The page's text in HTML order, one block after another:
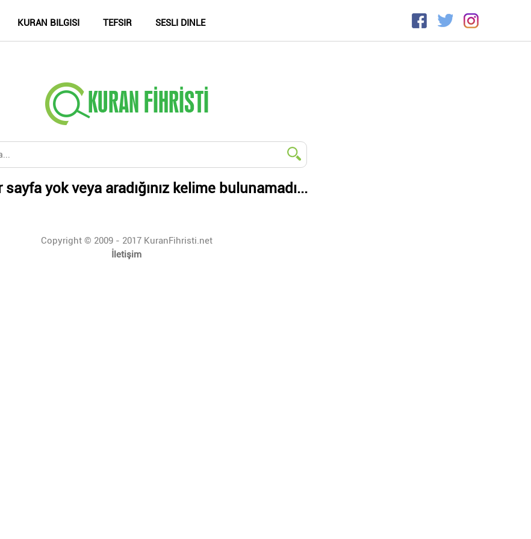
KURAN BILGISI TEFSIR SESLI DINLE
sayfa yok veya aradığınız kelime bulunamadı...
Copyright © 2009 - 2017 KuranFihristi.net
İletişim